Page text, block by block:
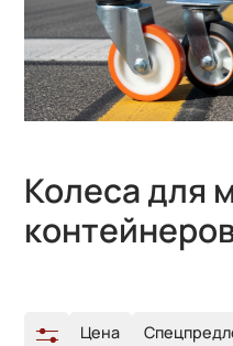
Колеса для
Цена